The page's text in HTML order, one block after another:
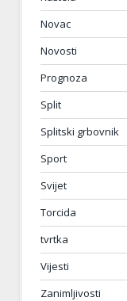
Novac
Novosti
Prognoza
Split
Splitski grbovnik
Sport
Svijet
Torcida
tvrtka
Vijesti
Zanimljivosti